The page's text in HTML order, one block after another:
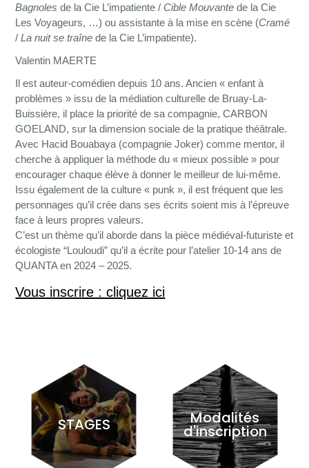
Bagnoles de la Cie L’impatiente /Cible Mouvante de la Cie
Les Voyageurs, …) ou assistante à la mise en scène (Cramé
/La nuit se traîne de la Cie L’impatiente).
Valentin MAERTE
Il est auteur-comédien depuis 10 ans. Ancien « enfant à
problèmes » issu de la médiation culturelle de Bruay-La-
Buissière, il place la priorité de sa compagnie, CARBON
GOELAND, sur la dimension sociale de la pratique théâtrale.
Avec Hacid Bouabaya (compagnie Joker) comme mentor, il
cherche à appliquer la méthode du « mieux possible » pour
encourager chaque élève à donner le meilleur de lui-même.
Issu également de la culture « punk », il est fréquent que les
personnages qu’il crée dans ses écrits soient mis à l’épreuve
face à leurs propres valeurs.
C’est un thème qu’il aborde dans la pièce médiéval-futuriste et
écologiste “Louloudi” qu’il a écrite pour l’atelier 10-14 ans de
QUANTA en 2024 – 2025.
Vous inscrire : cliquez ici
STAGES Modalités
d'inscription